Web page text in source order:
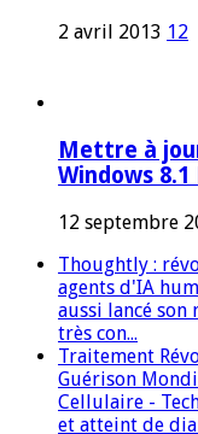
2 avril 2013 12
Mettre à
Windows 8.1
12 septembre
Thoughtly :
agents d'IA
aussi lancé son
très con...
Traitement
Guérison
Cellulaire -
et atteint de